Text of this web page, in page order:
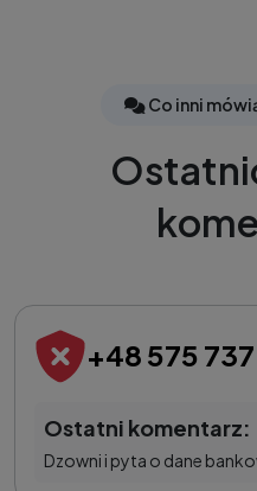
Co inni
+48 575
Ostatni komentarz:
Dzowni i pyta o dane